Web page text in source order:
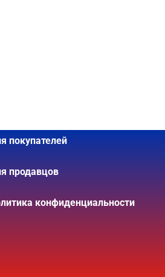
покупателей
продавцов
конфиденциальности